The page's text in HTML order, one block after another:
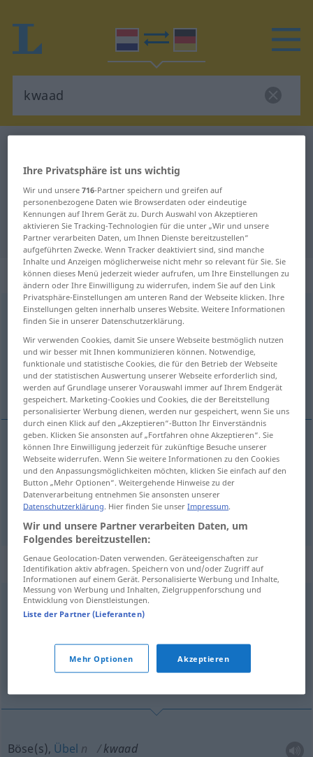
Niederländisch-Deutsch
Übersetzung für "kwaad"
"kwaad" Deutsch Übersetzung
„kwaad“: bijvoeglijk naamwoord
kwaadadj
Übersicht aller Übersetzungen
(Für mehr Details die Übersetzung anklicken/antippen)
böse, zornig, schlimm, schlecht, übel
böse,zornig kwaad
schlimm,schlecht,übel kwaad
„kwaad“: onzijdig
kwaadn <kwaden>
(Für mehr Details die Übersetzung anklicken/antippen)
Böse, Übel
Böse(s), Übel n kwaad
Ihre Privatsphäre ist uns wichtig
Wir und unsere716-Partner speichern und greifen auf
personenbezogene Daten wie Browserdaten oder eindeutige
Kennungen auf Ihrem Gerät zu. Durch Auswahl von Akzeptieren
aktivieren Sie Tracking-Technologien für die unter „Wir und unsere
Partner verarbeiten Daten, um Ihnen Dienste bereitzustellen“
aufgeführten Zwecke. Wenn Tracker deaktiviert sind, sind manche
Inhalte und Anzeigen möglicherweise nicht mehr so relevant für Sie. Sie
können dieses Menü jederzeit wieder aufrufen, um Ihre Einstellungen zu
ändern oder Ihre Einwilligung zu widerrufen, indem Sie auf den Link
Privatsphäre-Einstellungen am unteren Rand der Webseite klicken. Ihre
Einstellungen gelten innerhalb unseres Website. Weitere Informationen
finden Sie in unserer Datenschutzerklärung.
Wir verwenden Cookies, damit Sie unsere Webseite bestmöglich nutzen
und wir besser mit Ihnen kommunizieren können. Notwendige,
funktionale und statistische Cookies, die für den Betrieb der Webseite
und der statistischen Auswertung unserer Webseite erforderlich sind,
werden auf Grundlage unserer Vorauswahl immer auf Ihrem Endgerät
gespeichert. Marketing-Cookies und Cookies, die der Bereitstellung
personalisierter Werbung dienen, werden nur gespeichert, wenn Sie uns
durch einen Klick auf den „Akzeptieren“-Button Ihr Einverständnis
geben. Klicken Sie ansonsten auf „Fortfahren ohne Akzeptieren“. Sie
können Ihre Einwilligung jederzeit für zukünftige Besuche unserer
Webseite widerrufen. Wenn Sie weitere Informationen zu den Cookies
und den Anpassungsmöglichkeiten möchten, klicken Sie einfach auf den
Button „Mehr Optionen“. Weitergehende Hinweise zu der
Datenverarbeitung entnehmen Sie ansonsten unserer
Datenschutzerklärung. Hier finden Sie unserImpressum.
Wir und unsere Partner verarbeiten Daten, um
Folgendes bereitzustellen:
Genaue Geolocation-Daten verwenden. Geräteeigenschaften zur
Identifikation aktiv abfragen. Speichern von und/oder Zugriff auf
Informationen auf einem Gerät. Personalisierte Werbung und Inhalte,
Messung von Werbung und Inhalten, Zielgruppenforschung und
Entwicklung von Dienstleistungen.
Liste der Partner (Lieferanten)
Mehr Optionen Akzeptieren